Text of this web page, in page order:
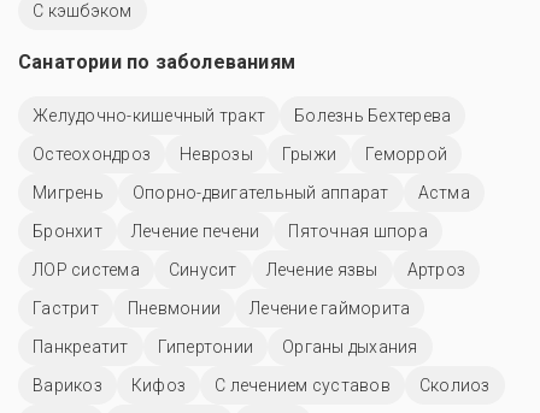
С кэшбэком
Санатории по заболеваниям
Желудочно-кишечный тракт
Болезнь Бехтерева
Остеохондроз
Неврозы Грыжи
Геморрой
Мигрень
Опорно-двигательный аппарат
Астма
Бронхит
Лечение печени
Пяточная шпора
ЛОР система
Синусит Лечение язвы
Артроз
Гастрит
Пневмонии
Лечение гайморита
Панкреатит
Гипертонии
Органы дыхания
Варикоз
Кифоз С лечением суставов
Сколиоз